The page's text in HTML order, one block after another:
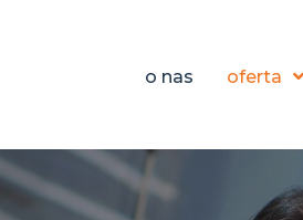
o nas oferta